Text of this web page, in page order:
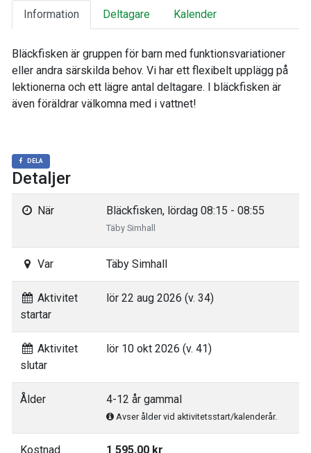
Information Deltagare Kalender
Bläckfisken är gruppen för barn med funktionsvariationer
eller andra särskilda behov. Vi har ett flexibelt upplägg på
lektionerna och ett lägre antal deltagare. I bläckfisken är
även föräldrar välkomna med i vattnet!
DELA
Detaljer
När Bläckfisken, lördag 08:15 - 08:55
Täby Simhall
Var Täby Simhall
Aktivitet
startar
lör 22 aug 2026 (v. 34)
Aktivitet
slutar
lör 10 okt 2026 (v. 41)
Ålder 4-12 år gammal
Avser ålder vid aktivitetsstart/kalenderår.
Kostnad 1 595,00 kr